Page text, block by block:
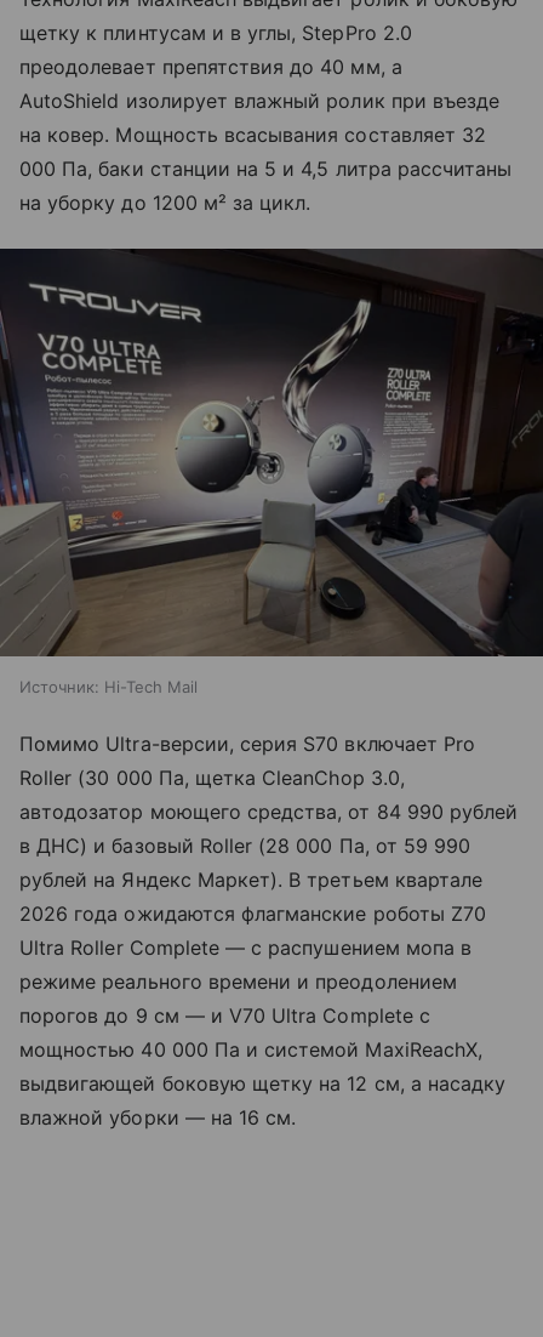
щетку к плинтусам и в углы, StepPro 2.0
преодолевает препятствия до 40 мм, а
AutoShield изолирует влажный ролик при въезде
на ковер. Мощность всасывания составляет 32
000 Па, баки станции на 5 и 4,5 литра рассчитаны
на уборку до 1200 м² за цикл.
Источник: Hi-Tech Mail
Помимо Ultra-версии, серия S70 включает Pro
Roller (30 000 Па, щетка CleanChop 3.0,
автодозатор моющего средства, от 84 990 рублей
в ДНС) и базовый Roller (28 000 Па, от 59 990
рублей на Яндекс Маркет). В третьем квартале
2026 года ожидаются флагманские роботы Z70
Ultra Roller Complete — с распушением мопа в
режиме реального времени и преодолением
порогов до 9 см — и V70 Ultra Complete с
мощностью 40 000 Па и системой MaxiReachX,
выдвигающей боковую щетку на 12 см, а насадку
влажной уборки — на 16 см.